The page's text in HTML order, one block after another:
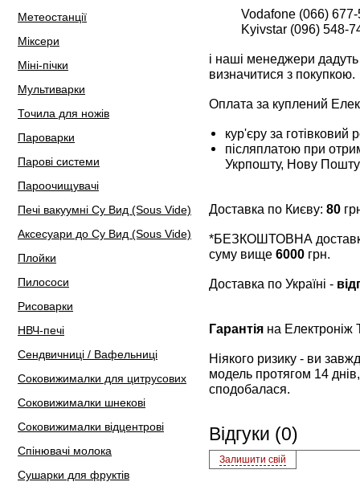
Метеостанції
Міксери
Міні-пічки
Мультиварки
Точила для ножів
Пароварки
Парові системи
Пароочищувачі
Печі вакуумні Су Вид (Sous Vide)
Аксесуари до Су Вид (Sous Vide)
Плойки
Пилососи
Рисоварки
НВЧ-печі
Сендвичниці / Вафельниці
Соковижималки для цитрусових
Соковижималки шнекові
Соковижималки відцентрові
Спінювачі молока
Сушарки для фруктів
Vodafone (066)
Kyivstar (096) 548-
і наші менеджери
визначитися з покупкою.
Оплата за куплений
кур'єру за готівковий
післяплатою при
Укрпошту, Нову
Доставка по Києву: 80
*БЕЗКОШТОВНА
суму вище 6000 грн.
Доставка по Україні -
Гарантія на
Ніякого ризику - ви
модель протягом 14
сподобалася.
Відгуки (0)
Залишити свій